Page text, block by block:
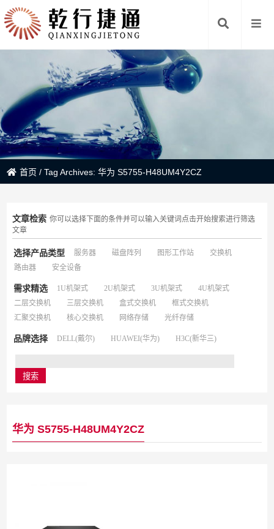
首页 /Tag Archives: 华为 S5755-H48UM4Y2CZ
文章检索 你可以选择下面的条件并可以输入关键词点击开始搜索进行筛选
文章
选择产品类型 服务器 磁盘阵列 图形工作站
交换机
路由器
安全设备
需求精选 1U机架式 2U机架式 3U机架式
4U机架式
二层交换机
三层交换机 盒式交换机
框式交换机
汇聚交换机
核心交换机 网络存储 光纤存储
品牌选择 DELL(戴尔) HUAWEI(华为) H3C(新华三)
华为 S5755-H48UM4Y2CZ